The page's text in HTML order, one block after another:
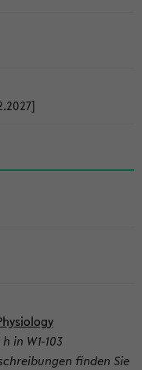
in W1-103
finden Sie